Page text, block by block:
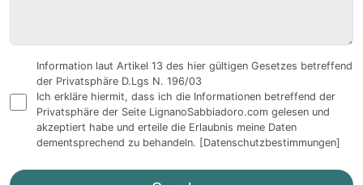
Information laut Artikel 13 des hier gültigen Gesetzes betreffend
der Privatsphäre D.Lgs N. 196/03
Ich erkläre hiermit, dass ich die Informationen betreffend der
Privatsphäre der Seite LignanoSabbiadoro.com gelesen und
akzeptiert habe und erteile die Erlaubnis meine Daten
dementsprechend zu behandeln. [Datenschutzbestimmungen]